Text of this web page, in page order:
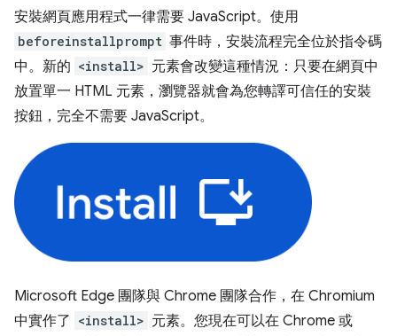
安裝網頁應用程式一律需要 JavaScript。使用
beforeinstallprompt 事件時，安裝流程完全位於指令碼
中。新的 <install> 元素會改變這種情況：只要在網頁中
放置單一 HTML 元素，瀏覽器就會為您轉譯可信任的安裝
按鈕，完全不需要 JavaScript。
Microsoft Edge 團隊與 Chrome 團隊合作，在 Chromium
中實作了 <install> 元素。您現在可以在 Chrome 或